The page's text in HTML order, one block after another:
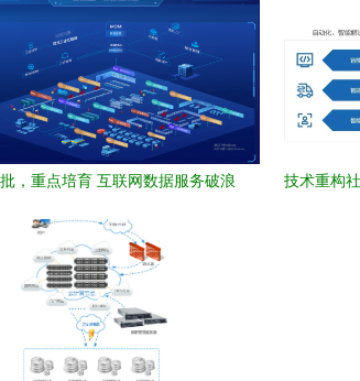
，重点培育 互联网数据服务破浪
技术重构